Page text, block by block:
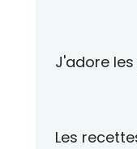
J'adore
Les